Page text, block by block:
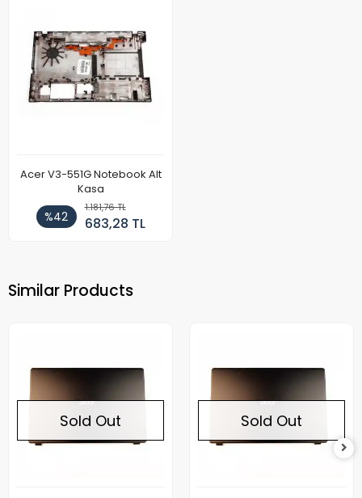
Acer V3-551G Notebook Alt
Kasa
%42
1.181,76 TL
683,28 TL
Similar Products
Sold Out Sold Out